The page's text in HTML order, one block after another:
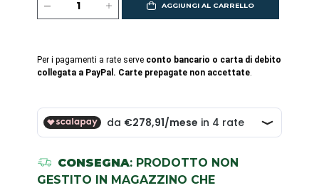
AGGIUNGI AL CARRELLO
Per i pagamenti a rate serve conto bancario o carta di debito
collegata a PayPal. Carte prepagate non accettate.
CONSEGNA: PRODOTTO NON
GESTITO IN MAGAZZINO CHE